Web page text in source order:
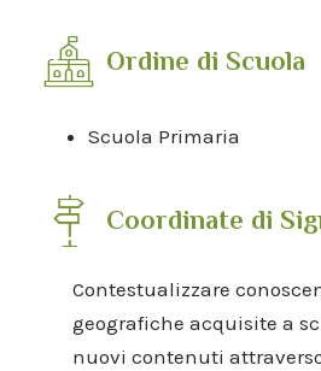
Ordine di Scuola
Scuola Primaria
Coordinate di
Contestualizzare
geografiche acquisite a
nuovi contenuti